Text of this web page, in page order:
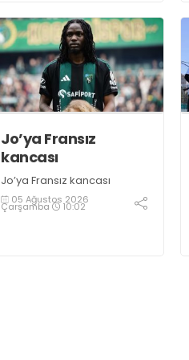
tarafından sürpriz bir moral
ziyareti gerçekleştirildi
Jo’ya Fransız
kancası
Jo’ya Fransız kancası
05 Ağustos 2026
Çarşamba 10:02